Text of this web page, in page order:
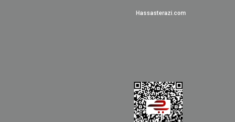
Hassasterazi.com